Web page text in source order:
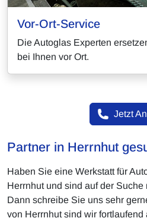
Vor-Ort-Service
Die Autoglas Experten
bei Ihnen vor Ort.
Jetzt
Partner in Herrnhut
Haben Sie eine Werkstatt für
Herrnhut und sind auf der
Dann schreibe Sie uns sehr
von Herrnhut sind wir fortlaufend